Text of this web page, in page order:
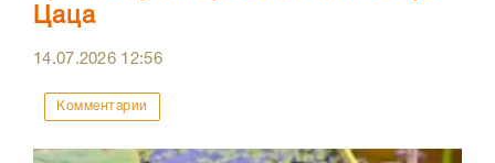
Цаца
14.07.2026 12:56
Комментарии